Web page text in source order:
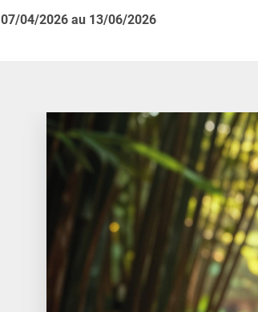
07/04/2026au 13/06/2026
Retrouver l’ensemble des